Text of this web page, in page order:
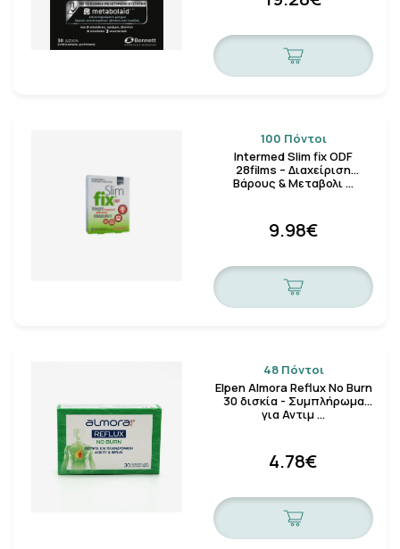
100 Πόντοι
Intermed Slim fix ODF
28films – Διαχείριση
Βάρους & Μεταβολι …
9.98€
48 Πόντοι
Elpen Almora Reflux No Burn
30 δισκία - Συμπλήρωμα
για Αντιμ …
4.78€